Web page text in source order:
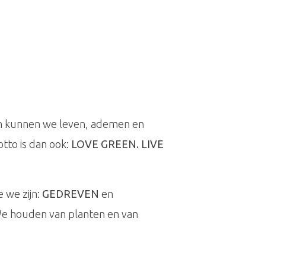
we leven, ademen en
is dan ook: LOVE GREEN. LIVE
we zijn: GEDREVEN en
houden van planten en van